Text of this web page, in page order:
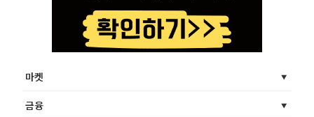
마켓
금융